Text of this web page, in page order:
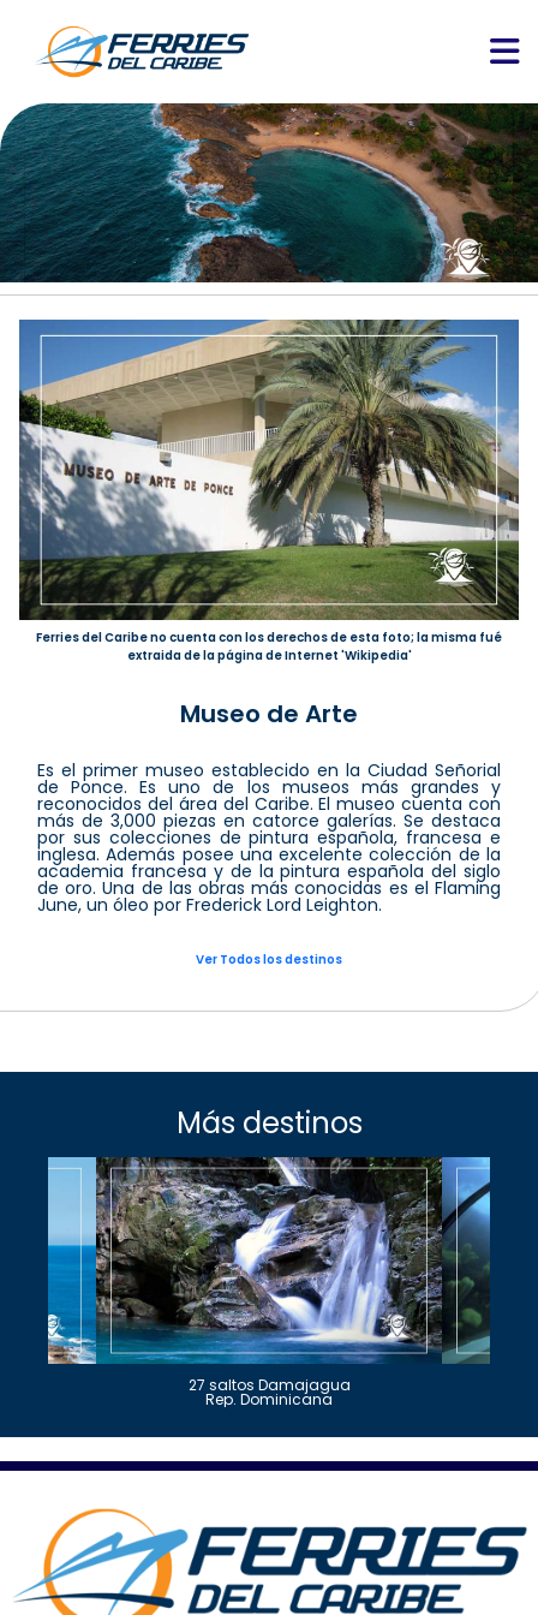
Ferries del Caribe no cuenta con los derechos de esta foto; la misma fué
extraida de la página de Internet 'Wikipedia'
Museo de Arte
Es el primer museo establecido en la Ciudad Señorial
de Ponce. Es uno de los museos más grandes y
reconocidos del área del Caribe. El museo cuenta con
más de 3,000 piezas en catorce galerías. Se destaca
por sus colecciones de pintura española, francesa e
inglesa. Además posee una excelente colección de la
academia francesa y de la pintura española del siglo
de oro. Una de las obras más conocidas es el Flaming
June, un óleo por Frederick Lord Leighton.
Ver Todos los destinos
Más destinos
27 saltos Damajagua
Rep. Dominicana